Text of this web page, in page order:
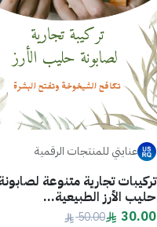
عنايتي للمنتجات الرقمية
تركيبات تجارية متنوعة
حليب الأرز الطبيعية...
30.00
50.00